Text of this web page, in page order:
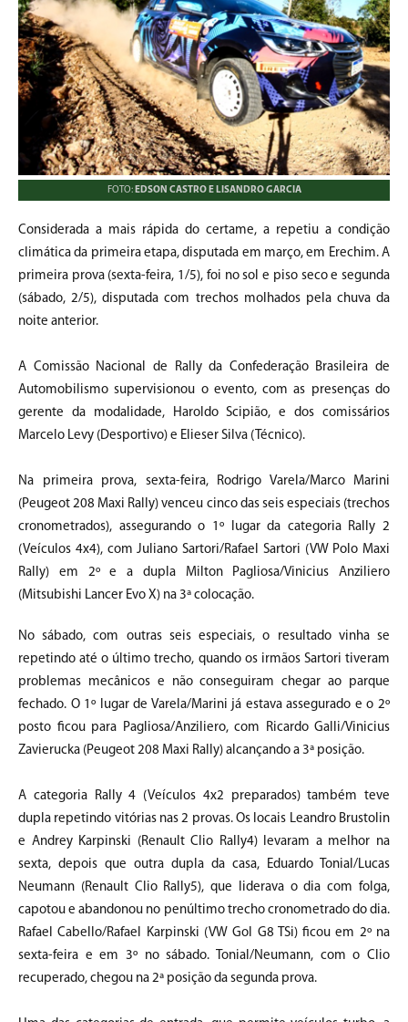
FOTO: EDSON CASTRO E LISANDRO GARCIA
Considerada a mais rápida do certame, a repetiu a condição
climática da primeira etapa, disputada em março, em Erechim. A
primeira prova (sexta-feira, 1/5), foi no sol e piso seco e segunda
(sábado, 2/5), disputada com trechos molhados pela chuva da
noite anterior.
A Comissão Nacional de Rally da Confederação Brasileira de
Automobilismo supervisionou o evento, com as presenças do
gerente da modalidade, Haroldo Scipião, e dos comissários
Marcelo Levy (Desportivo) e Elieser Silva (Técnico).
Na primeira prova, sexta-feira, Rodrigo Varela/Marco Marini
(Peugeot 208 Maxi Rally) venceu cinco das seis especiais (trechos
cronometrados), assegurando o 1º lugar da categoria Rally 2
(Veículos 4x4), com Juliano Sartori/Rafael Sartori (VW Polo Maxi
Rally) em 2º e a dupla Milton Pagliosa/Vinicius Anziliero
(Mitsubishi Lancer Evo X) na 3ª colocação.
No sábado, com outras seis especiais, o resultado vinha se
repetindo até o último trecho, quando os irmãos Sartori tiveram
problemas mecânicos e não conseguiram chegar ao parque
fechado. O 1º lugar de Varela/Marini já estava assegurado e o 2º
posto ficou para Pagliosa/Anziliero, com Ricardo Galli/Vinicius
Zavierucka (Peugeot 208 Maxi Rally) alcançando a 3ª posição.
A categoria Rally 4 (Veículos 4x2 preparados) também teve
dupla repetindo vitórias nas 2 provas. Os locais Leandro Brustolin
e Andrey Karpinski (Renault Clio Rally4) levaram a melhor na
sexta, depois que outra dupla da casa, Eduardo Tonial/Lucas
Neumann (Renault Clio Rally5), que liderava o dia com folga,
capotou e abandonou no penúltimo trecho cronometrado do dia.
Rafael Cabello/Rafael Karpinski (VW Gol G8 TSi) ficou em 2º na
sexta-feira e em 3º no sábado. Tonial/Neumann, com o Clio
recuperado, chegou na 2ª posição da segunda prova.